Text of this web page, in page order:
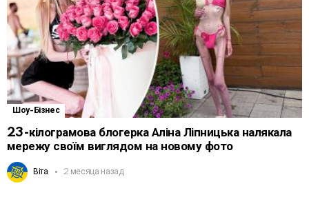
Шоу-Бізнес
23-кілограмова блогерка Аліна Ліпницька налякала
мережу своїм виглядом на новому фото
Віта 2 месяца назад